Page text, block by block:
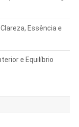
Essência e
e Equilíbrio